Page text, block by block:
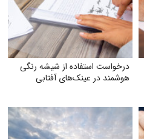
درخواست استفاده از شیشه رنگی
هوشمند در عینک‌های آفتابی